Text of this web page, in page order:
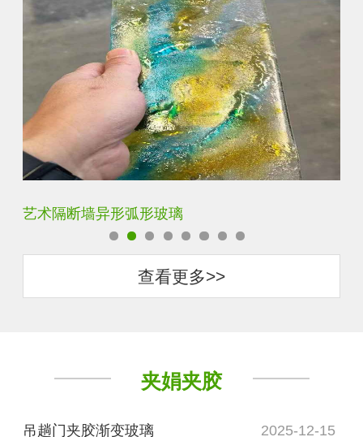
压花钢化热熔玻璃
查看更多>>
夹娟夹胶
吊趟门夹胶渐变玻璃 2025-12-15